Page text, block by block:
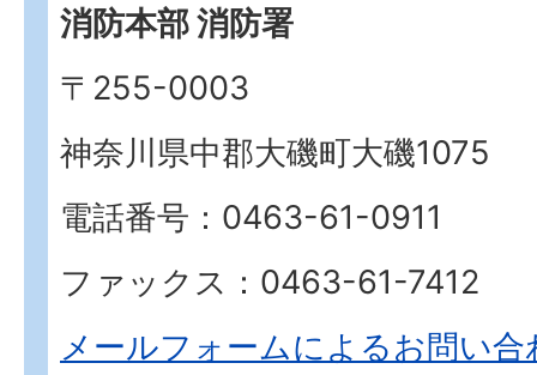
消防本部 消防署
〒255-0003
神奈川県中郡大磯町大磯1075
電話番号：0463-61-0911
ファックス：0463-61-7412
メールフォームによるお問い合